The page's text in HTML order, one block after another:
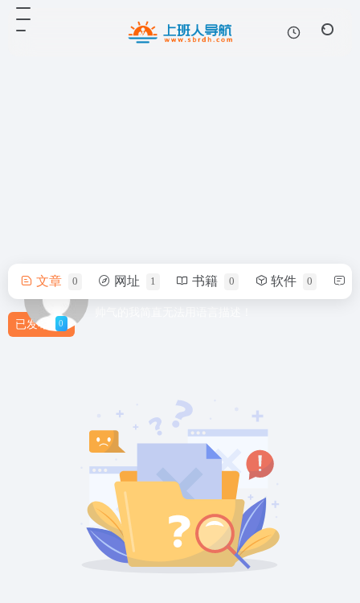
415842032
文章 0 网址 1 书籍 0 软件 0
已发布 0